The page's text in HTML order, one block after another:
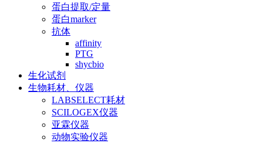
蛋白提取/定量
蛋白marker
抗体
affinity
PTG
shycbio
生化试剂
生物耗材、仪器
LABSELECT耗材
SCILOGEX仪器
亚霖仪器
动物实验仪器